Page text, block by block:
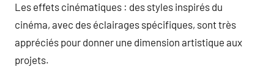
Les effets cinématiques : des styles inspirés du
cinéma, avec des éclairages spécifiques, sont très
appréciés pour donner une dimension artistique aux
projets.